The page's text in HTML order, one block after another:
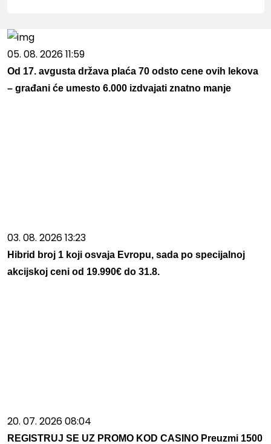
05. 08. 2026 11:59
Od 17. avgusta država plaća 70 odsto cene ovih lekova
– građani će umesto 6.000 izdvajati znatno manje
03. 08. 2026 13:23
Hibrid broj 1 koji osvaja Evropu, sada po specijalnoj
akcijskoj ceni od 19.990€ do 31.8.
20. 07. 2026 08:04
REGISTRUJ SE UZ PROMO KOD CASINO Preuzmi 1500